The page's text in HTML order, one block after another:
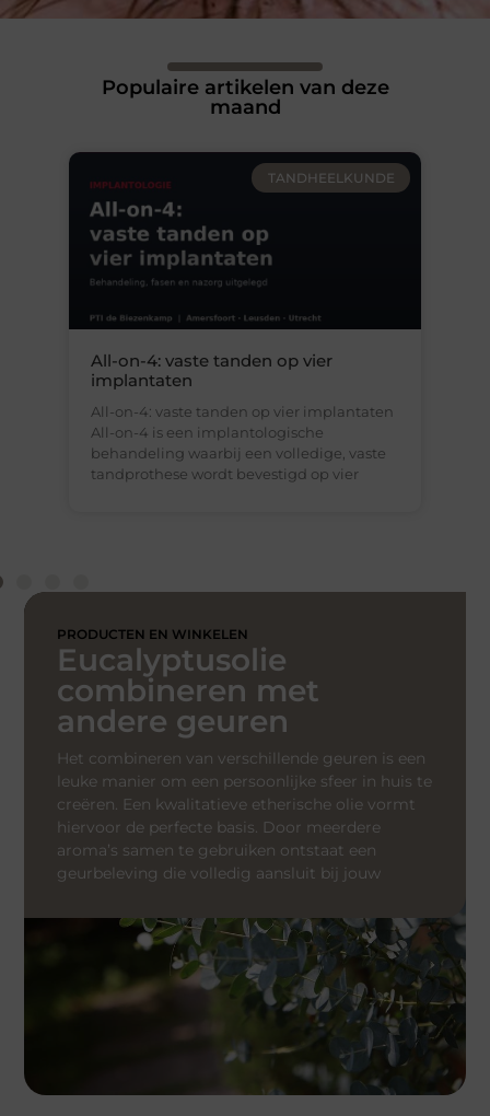
PRODUCTEN EN WINKELEN
Eucalyptusolie
combineren met
andere geuren
Het combineren van verschillende geuren is een
leuke manier om een persoonlijke sfeer in huis te
creëren. Een kwalitatieve etherische olie vormt
hiervoor de perfecte basis. Door meerdere
aroma’s samen te gebruiken ontstaat een
geurbeleving die volledig aansluit bij jouw
Populaire artikelen van deze
maand
TANDHEELKUNDE
All-on-4: vaste tanden op vier
implantaten
All-on-4: vaste tanden op vier implantaten
All-on-4 is een implantologische
behandeling waarbij een volledige, vaste
tandprothese wordt bevestigd op vier